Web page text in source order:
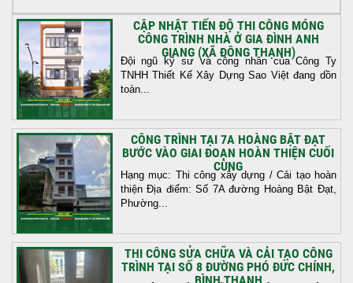
CẬP NHẬT TIẾN ĐỘ THI CÔNG MÓNG
CÔNG TRÌNH NHÀ Ở GIA ĐÌNH ANH
GIANG (XÃ ĐÔNG THẠNH)
Đội ngũ kỹ sư và công nhân của Công Ty
TNHH Thiết Kế Xây Dựng Sao Việt đang dồn
toàn...
CÔNG TRÌNH TẠI 7A HOÀNG BẬT ĐẠT
BƯỚC VÀO GIAI ĐOẠN HOÀN THIỆN CUỐI
CÙNG
Hạng mục: Thi công xây dựng / Cải tạo hoàn
thiện Địa điểm: Số 7A đường Hoàng Bật Đạt,
Phường...
THI CÔNG SỬA CHỮA VÀ CẢI TẠO CÔNG
TRÌNH TẠI SỐ 8 ĐƯỜNG PHÓ ĐỨC CHÍNH,